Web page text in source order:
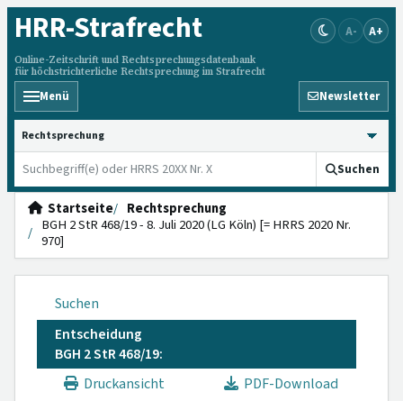
HRR-Strafrecht
Online-Zeitschrift und Rechtsprechungsdatenbank
für höchstrichterliche Rechtsprechung im Strafrecht
A- A+
Menü Newsletter
HRRS durchsuchen
Suchen
Startseite
Rechtsprechung
BGH 2 StR 468/19 - 8. Juli 2020 (LG Köln) [= HRRS 2020 Nr.
970]
Suchen
Entscheidung
BGH 2 StR 468/19:
Druckansicht
PDF-Download